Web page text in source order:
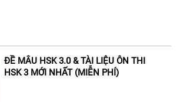
ĐỀ MẪU HSK 3.0 & TÀI LIỆU ÔN THI
HSK 3 MỚI NHẤT (MIỄN PHÍ)